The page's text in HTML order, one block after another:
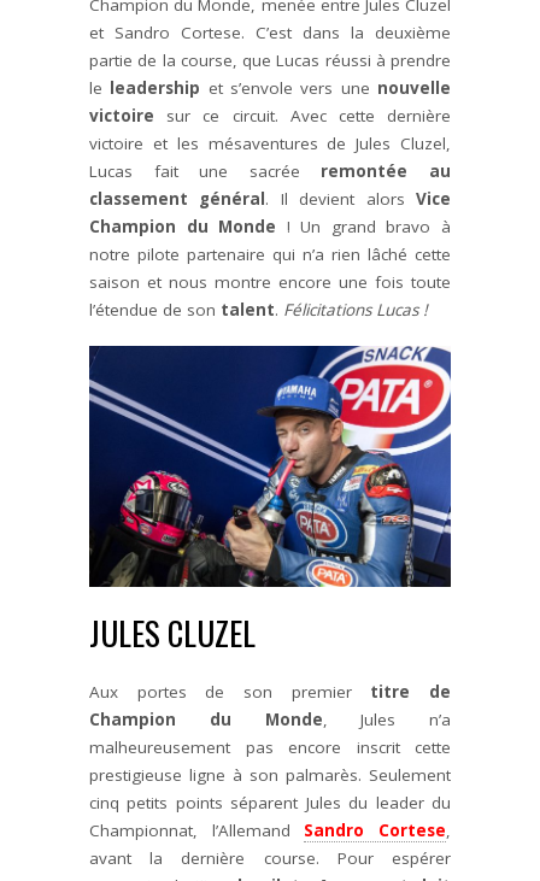
Champion du Monde, menée entre Jules Cluzel
et Sandro Cortese. C’est dans la deuxième
partie de la course, que Lucas réussi à prendre
le leadership et s’envole vers une nouvelle
victoire sur ce circuit. Avec cette dernière
victoire et les mésaventures de Jules Cluzel,
Lucas fait une sacrée remontée au
classement général. Il devient alorsVice
Champion du Monde ! Un grand bravo à
notre pilote partenaire qui n’a rien lâché cette
saison et nous montre encore une fois toute
l’étendue de son talent. Félicitations Lucas !
JULES CLUZEL
Aux portes de son premier titre de
Champion du Monde, Jules n’a
malheureusement pas encore inscrit cette
prestigieuse ligne à son palmarès. Seulement
cinq petits points séparent Jules du leader du
Championnat, l’Allemand Sandro Cortese,
avant la dernière course. Pour espérer